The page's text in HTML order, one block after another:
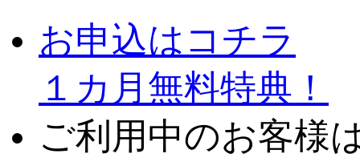
お申込はコチラ
１カ月無料特典！
ご利用中のお客様